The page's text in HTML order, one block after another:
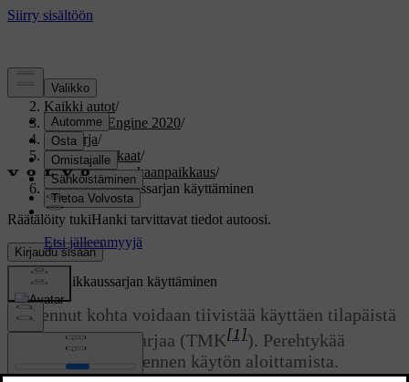
Tuki/
Kaikki autot/
V60 Twin Engine 2020/
Ohjekirja/
Pyörät ja renkaat/
Tilapäinen renkaanpaikkaus/
Renkaanpaikkaussarjan käyttäminen
Räätälöity tukiHanki tarvittavat tiedot autoosi.
Kirjaudu sisään
Renkaanpaikkaussarjan käyttäminen
Puhjennut kohta voidaan tiivistää käyttäen tilapäistä
renkaanpaikkaussarjaa (TMK[1]). Perehtykää
kaikkiin ohjeisiin ennen käytön aloittamista.